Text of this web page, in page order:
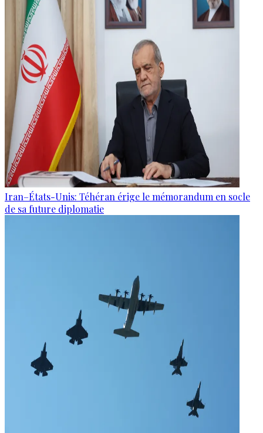
Iran–États-Unis: Téhéran érige le mémorandum en socle
de sa future diplomatie